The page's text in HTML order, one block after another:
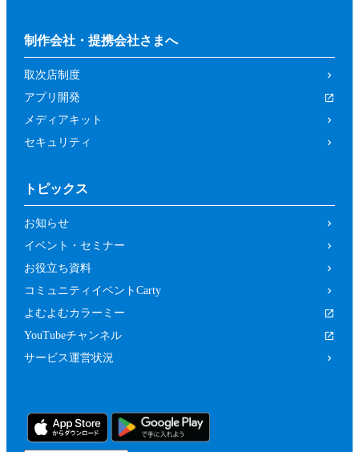
制作会社・提携会社さまへ
取次店制度
アプリ開発
メディアキット
セキュリティ
トピックス
お知らせ
イベント・セミナー
お役立ち資料
コミュニティイベントCarty
よむよむカラーミー
YouTubeチャンネル
サービス運営状況